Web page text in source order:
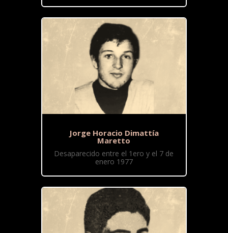
Jorge Horacio Dimattía
Maretto
Desaparecido entre el 1ero y el 7 de
enero 1977